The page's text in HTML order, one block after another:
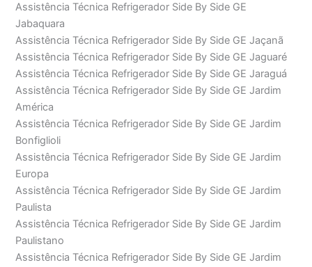
Assistência Técnica Refrigerador Side By Side GE
Jabaquara
Assistência Técnica Refrigerador Side By Side GE Jaçanã
Assistência Técnica Refrigerador Side By Side GE Jaguaré
Assistência Técnica Refrigerador Side By Side GE Jaraguá
Assistência Técnica Refrigerador Side By Side GE Jardim
América
Assistência Técnica Refrigerador Side By Side GE Jardim
Bonfiglioli
Assistência Técnica Refrigerador Side By Side GE Jardim
Europa
Assistência Técnica Refrigerador Side By Side GE Jardim
Paulista
Assistência Técnica Refrigerador Side By Side GE Jardim
Paulistano
Assistência Técnica Refrigerador Side By Side GE Jardim